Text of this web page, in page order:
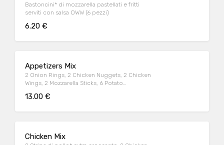
Bastoncini* di mozzarella pastellati e fritti
serviti con salsa OWW (6 pezzi)
6.20 €
Appetizers Mix
2 Onion Rings, 2 Chicken Nuggets, 2 Chicken
Wings, 2 Mozzarella Sticks, 6 Potato
13.00 €
Chicken Mix